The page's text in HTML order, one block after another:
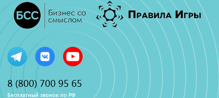
8 (800) 700 95 65
Бесплатный звонок по РФ